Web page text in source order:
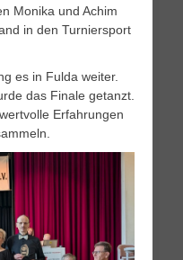
Monika und Achim
in den Turniersport
es in Fulda weiter.
das Finale getanzt.
Erfahrungen